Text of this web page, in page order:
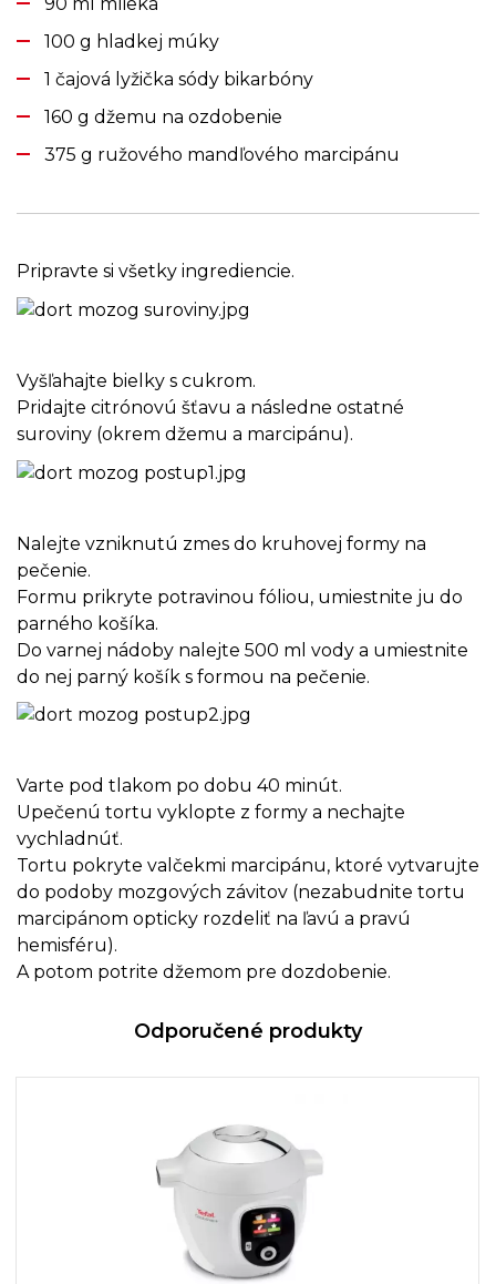
100 g hladkej múky
1 čajová lyžička sódy bikarbóny
160 g džemu na ozdobenie
375 g ružového mandľového marcipánu
Pripravte si všetky ingrediencie.
Vyšľahajte bielky s cukrom.
Pridajte citrónovú šťavu a následne ostatné
suroviny (okrem džemu a marcipánu).
Nalejte vzniknutú zmes do kruhovej formy na
pečenie.
Formu prikryte potravinou fóliou, umiestnite ju do
parného košíka.
Do varnej nádoby nalejte 500 ml vody a umiestnite
do nej parný košík s formou na pečenie.
Varte pod tlakom po dobu 40 minút.
Upečenú tortu vyklopte z formy a nechajte
vychladnúť.
Tortu pokryte valčekmi marcipánu, ktoré vytvarujte
do podoby mozgových závitov (nezabudnite tortu
marcipánom opticky rozdeliť na ľavú a pravú
hemisféru).
A potom potrite džemom pre dozdobenie.
Odporučené produkty